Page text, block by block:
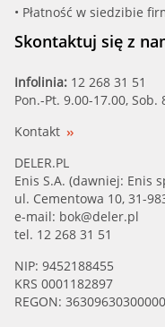
• Płatność w siedzibie
Skontaktuj się z
Infolinia: 12 268 31 51
Pon.-Pt. 9.00-17.00, Sob.
Kontakt
DELER.PL
Enis S.A. (dawniej: Enis
ul. Cementowa 10, 31-
e-mail: bok@deler.pl
tel. 12 268 31 51
NIP: 9452188455
KRS 0001182897
REGON: 36309630300000